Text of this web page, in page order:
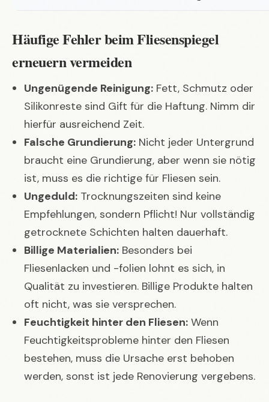
Häufige Fehler beim Fliesenspiegel
erneuern vermeiden
Ungenügende Reinigung: Fett, Schmutz oder
Silikonreste sind Gift für die Haftung. Nimm dir
hierfür ausreichend Zeit.
Falsche Grundierung: Nicht jeder Untergrund
braucht eine Grundierung, aber wenn sie nötig
ist, muss es die richtige für Fliesen sein.
Ungeduld: Trocknungszeiten sind keine
Empfehlungen, sondern Pflicht! Nur vollständig
getrocknete Schichten halten dauerhaft.
Billige Materialien: Besonders bei
Fliesenlacken und -folien lohnt es sich, in
Qualität zu investieren. Billige Produkte halten
oft nicht, was sie versprechen.
Feuchtigkeit hinter den Fliesen: Wenn
Feuchtigkeitsprobleme hinter den Fliesen
bestehen, muss die Ursache erst behoben
werden, sonst ist jede Renovierung vergebens.